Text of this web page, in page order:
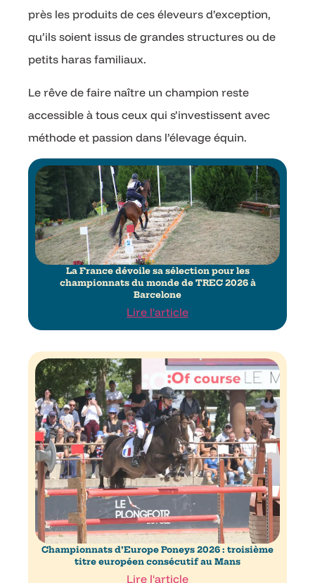
près les produits de ces éleveurs d’exception,
qu’ils soient issus de grandes structures ou de
petits haras familiaux.
Le rêve de faire naître un champion reste
accessible à tous ceux qui s’investissent avec
méthode et passion dans l’élevage équin.
La France dévoile sa sélection pour les
championnats du monde de TREC 2026 à
Barcelone
Lire l'article
Championnats d’Europe Poneys 2026 : troisième
titre européen consécutif au Mans
Lire l'article